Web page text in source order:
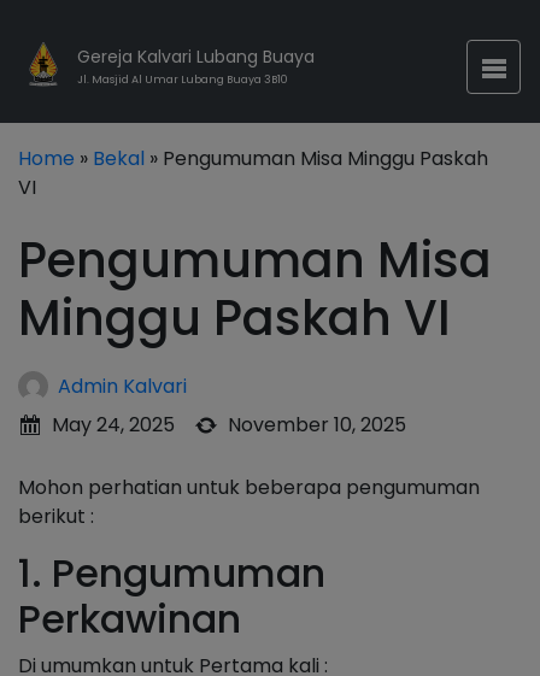
Gereja Kalvari Lubang Buaya
Jl. Masjid Al Umar Lubang Buaya 3B10
Home » Bekal » Pengumuman Misa Minggu Paskah
VI
Pengumuman Misa
Minggu Paskah VI
Admin Kalvari
May 24, 2025
November 10, 2025
Mohon perhatian untuk beberapa pengumuman
berikut :
1. Pengumuman
Perkawinan
Di umumkan untuk Pertama kali :